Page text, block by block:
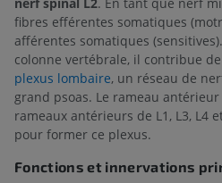
fibres efférentes somatiques
afférentes somatiques
colonne vertébrale, il contribue
plexus lombaire, un réseau de
grand psoas. Le rameau antérieur
rameaux antérieurs de L1, L3, L4
pour former ce plexus.
Fonctions et innervations